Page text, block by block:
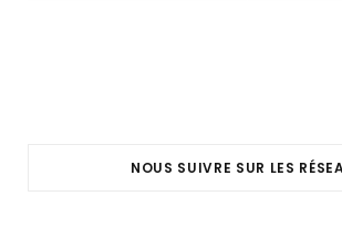
NOUS SUIVRE SUR LES